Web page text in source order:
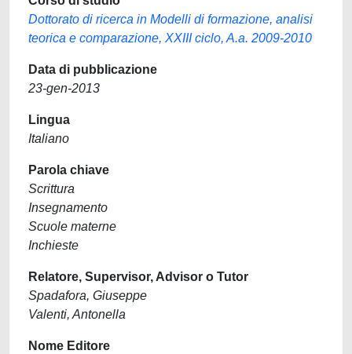
Dottorato di ricerca in Modelli di formazione, analisi
teorica e comparazione, XXIII ciclo, A.a. 2009-2010
Data di pubblicazione
23-gen-2013
Lingua
Italiano
Parola chiave
Scrittura
Insegnamento
Scuole materne
Inchieste
Relatore, Supervisor, Advisor o Tutor
Spadafora, Giuseppe
Valenti, Antonella
Nome Editore